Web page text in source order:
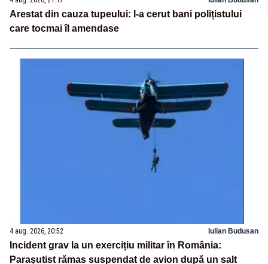
Arestat din cauza tupeului: I-a cerut bani polițistului
care tocmai îl amendase
4 aug. 2026, 20:52 Iulian Budusan
Incident grav la un exercițiu militar în România:
Parașutist rămas suspendat de avion după un salt